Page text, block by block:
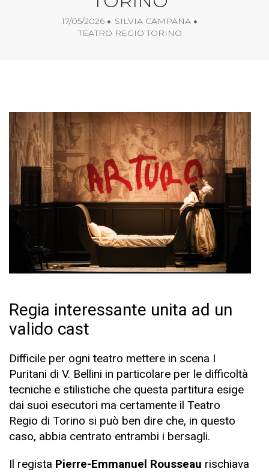
17/05/2026
SILVIA CAMPANA
TEATRO REGIO TORINO
Regia interessante unita ad un
valido cast
Difficile per ogni teatro mettere in scena I
Puritani di V. Bellini in particolare per le difficoltà
tecniche e stilistiche che questa partitura esige
dai suoi esecutori ma certamente il Teatro
Regio di Torino si può ben dire che, in questo
caso, abbia centrato entrambi i bersagli.
Il regista Pierre-Emmanuel Rousseau rischiava